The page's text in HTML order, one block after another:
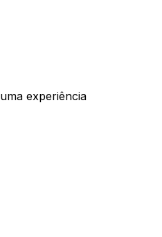
uma experiência